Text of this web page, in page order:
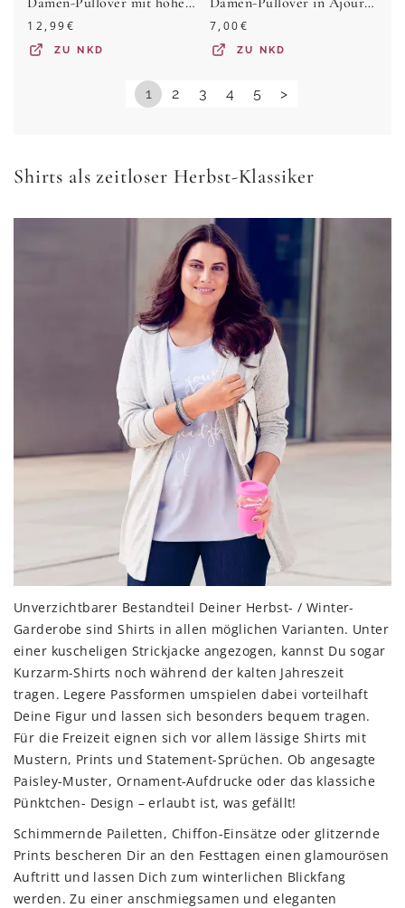
12,99€
ZU NKD
7,00€
ZU NKD
1 2 3 4 5 >
Shirts als zeitloser Herbst-Klassiker
Unverzichtbarer Bestandteil Deiner Herbst- / Winter-
Garderobe sind Shirts in allen möglichen Varianten. Unter
einer kuscheligen Strickjacke angezogen, kannst Du sogar
Kurzarm-Shirts noch während der kalten Jahreszeit
tragen. Legere Passformen umspielen dabei vorteilhaft
Deine Figur und lassen sich besonders bequem tragen.
Für die Freizeit eignen sich vor allem lässige Shirts mit
Mustern, Prints und Statement-Sprüchen. Ob angesagte
Paisley-Muster, Ornament-Aufdrucke oder das klassiche
Pünktchen- Design – erlaubt ist, was gefällt!
Schimmernde Pailetten, Chiffon-Einsätze oder glitzernde
Prints bescheren Dir an den Festtagen einen glamourösen
Auftritt und lassen Dich zum winterlichen Blickfang
werden. Zu einer anschmiegsamen und eleganten